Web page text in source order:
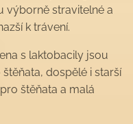
výborně stravitelné a
k trávení.
s laktobacily jsou
dospělé i starší
štěňata a malá